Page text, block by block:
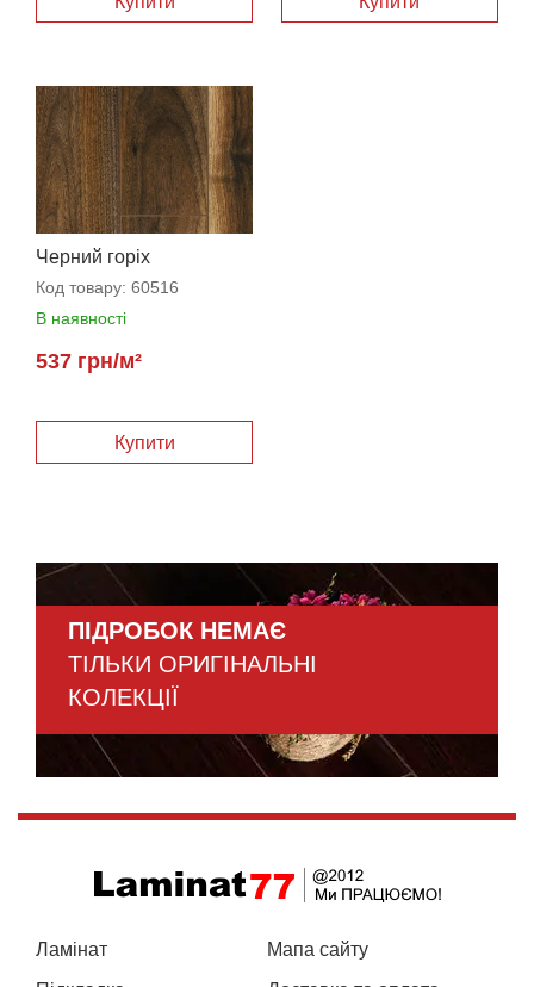
Черний горіх
Код товару: 60516
В наявності
537 грн/м²
ПІДРОБОК НЕМАЄ
ТІЛЬКИ ОРИГІНАЛЬНІ
КОЛЕКЦІЇ
Ламінат
Мапа сайту